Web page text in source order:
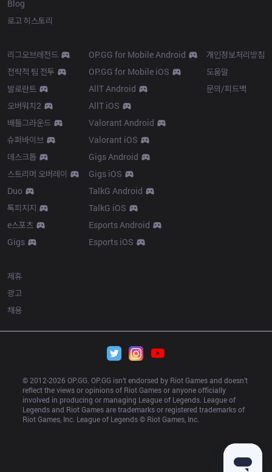
Blog
로고 히스토리
리그오브레전드
전략적 팀 전투
발로란트
오버워치2
배틀그라운드
슈퍼바이브
데스크톱
스트리머 오버레이
Duo
톡피지지
e스포츠
Gigs
OP.GG for Mobile Android
OP.GG for Mobile iOS
AllT Android
AllT iOS
Valorant Android
Valorant iOS
Gigs Android
Gigs iOS
TalkG Android
TalkG iOS
Esports Android
Esports iOS
개인정보처리방침
도움말
문의/피드백
제휴
광고
채용
© 2012-2026 OP.GG. OP.GG isn’t endorsed by Riot Games and doesn’t
reflect the views or opinions of Riot Games or anyone officially
involved in producing or managing League of Legends. League of
Legends and Riot Games are trademarks or registered trademarks of
Riot Games, Inc. League of Legends © Riot Games, Inc.